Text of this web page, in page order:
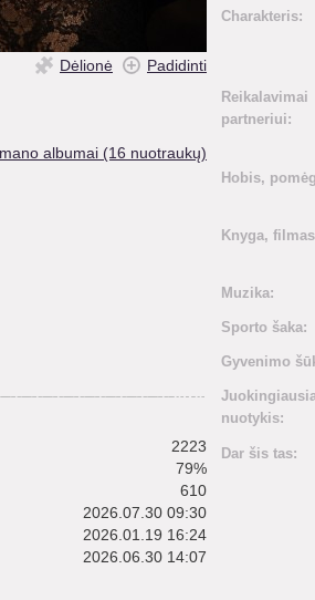
Dėlionė Padidinti
albumai (16 nuotraukų)
2223
79%
610
2026.07.30 09:30
2026.01.19 16:24
2026.06.30 14:07
Charakteris:
Reikalavimai
partneriui:
Hobis,
Knyga,
Muzika:
Sporto šaka:
Gyvenimo
nuotykis:
Dar šis tas: